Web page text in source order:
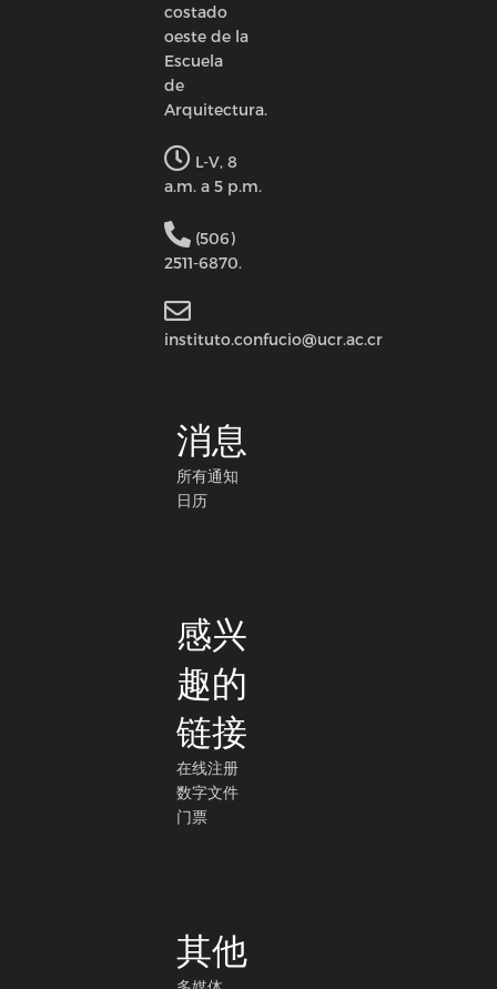
costado
oeste de la
Escuela
de
Arquitectura.
L-V, 8
a.m. a 5 p.m.
(506)
2511-6870.
instituto.confucio@ucr.ac.cr
消息
所有通知
日历
感兴
趣的
链接
在线注册
数字文件
门票
其他